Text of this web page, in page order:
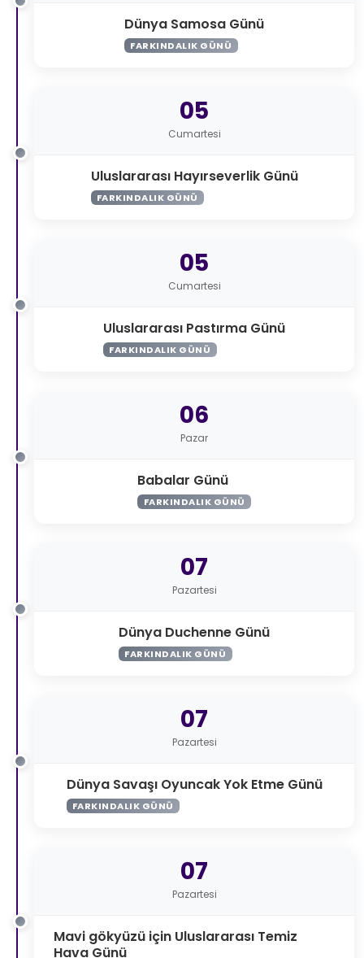
Dünya Samosa Günü
FARKINDALIK GÜNÜ
05
Cumartesi
Uluslararası Hayırseverlik Günü
FARKINDALIK GÜNÜ
05
Cumartesi
Uluslararası Pastırma Günü
FARKINDALIK GÜNÜ
06
Pazar
Babalar Günü
FARKINDALIK GÜNÜ
07
Pazartesi
Dünya Duchenne Günü
FARKINDALIK GÜNÜ
07
Pazartesi
Dünya Savaşı Oyuncak Yok Etme Günü
FARKINDALIK GÜNÜ
07
Pazartesi
Mavi gökyüzü için Uluslararası Temiz
Hava Günü